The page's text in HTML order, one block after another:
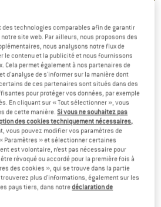
Brief Fly 6''
Jusqu'à -40 %
STOIC
Women's Merino150 SadjemSt.
technologies comparables afin de garantir
site web. Par ailleurs, nous proposons des
nous analysons notre flux de
le contenu et la publicité et nous fournissons
Cela permet également à nos partenaires de
d'analyse de s'informer sur la manière dont
de ces partenaires sont situés dans des
pour protéger vos données, par exemple
En cliquant sur « Tout sélectionner », vous
de cette manière.Si vous ne souhaitez pas
des cookies techniquement nécessaires,
vous pouvez modifier vos paramètres de
Paramètres » et sélectionner certaines
est volontaire, n’est pas nécessaire pour
révoqué ou accordé pour la première fois à
des cookies », qui se trouve dans la partie
plus d'informations, également sur les
pays tiers, dans notredéclaration de